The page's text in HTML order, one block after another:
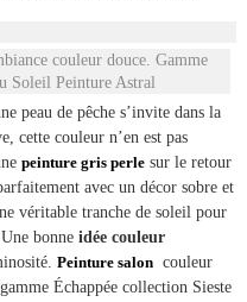
couleur douce. Gamme
Soleil Peinture Astral
peau de pêche s’invite dans la
cette couleur n’en est pas
peinture gris perle sur le retour
avec un décor sobre et
véritable tranche de soleil pour
bonne idée couleur
Peinture salon couleur
Échappée collection Sieste